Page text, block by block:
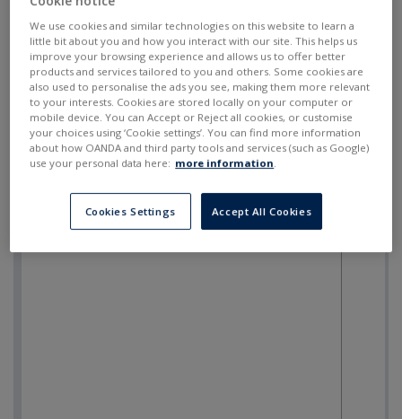
We use cookies and similar technologies on this website to learn a
little bit about you and how you interact with our site. This helps us
improve your browsing experience and allows us to offer better
products and services tailored to you and others. Some cookies are
also used to personalise the ads you see, making them more relevant
to your interests. Cookies are stored locally on your computer or
mobile device. You can Accept or Reject all cookies, or customise
your choices using ‘Cookie settings’. You can find more information
about how OANDA and third party tools and services (such as Google)
use your personal data here: more information.
Cookies Settings Accept All Cookies